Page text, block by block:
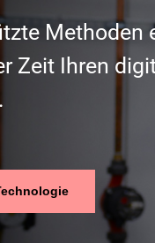
Methoden
Zeit Ihren